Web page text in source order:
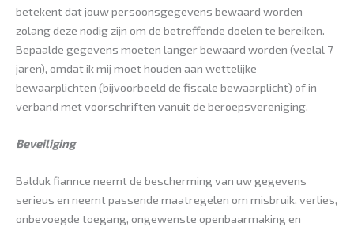
betekent dat jouw persoonsgegevens bewaard worden
zolang deze nodig zijn om de betreffende doelen te bereiken.
Bepaalde gegevens moeten langer bewaard worden (veelal 7
jaren), omdat ik mij moet houden aan wettelijke
bewaarplichten (bijvoorbeeld de fiscale bewaarplicht) of in
verband met voorschriften vanuit de beroepsvereniging.
Beveiliging
Balduk fiannce neemt de bescherming van uw gegevens
serieus en neemt passende maatregelen om misbruik, verlies,
onbevoegde toegang, ongewenste openbaarmaking en